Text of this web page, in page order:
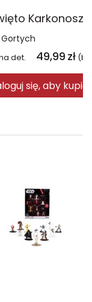
Karkonoszy
Gortych
det. 49,99 zł
się, aby kupić